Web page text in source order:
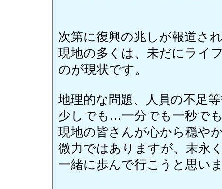
次第に復興の兆しが報道さ
現地の多くは、未だにライ
のが現状です。
地理的な問題、人員の不足
少しでも…一分でも一秒で
現地の皆さんが心から穏や
微力ではありますが、末永
一緒に歩んで行こうと思い